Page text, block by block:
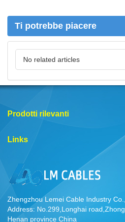
Ti potrebbe piacere
No related articles
Prodotti rilevanti
Links
Zhengzhou Lemei Cable Industry
Address: No.299,Longhai
Henan province China